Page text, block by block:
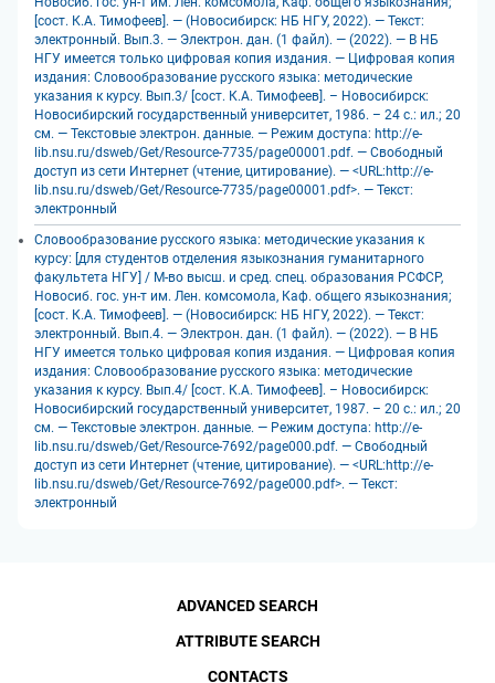
[сост. К.А. Тимофеев]. — (Новосибирск: НБ НГУ, 2022). — Текст:
электронный. Вып.3. — Электрон. дан. (1 файл). — (2022). — В НБ
НГУ имеется только цифровая копия издания. — Цифровая копия
издания: Словообразование русского языка: методические
указания к курсу. Вып.3/ [сост. К.А. Тимофеев]. – Новосибирск:
Новосибирский государственный университет, 1986. – 24 с.: ил.; 20
см. — Текстовые электрон. данные. — Режим доступа: http://e-
lib.nsu.ru/dsweb/Get/Resource-7735/page00001.pdf. — Свободный
доступ из сети Интернет (чтение, цитирование). — <URL:http://e-
lib.nsu.ru/dsweb/Get/Resource-7735/page00001.pdf>. — Текст:
электронный
Словообразование русского языка: методические указания к
курсу: [для студентов отделения языкознания гуманитарного
факультета НГУ] / М-во высш. и сред. спец. образования РСФСР,
Новосиб. гос. ун-т им. Лен. комсомола, Каф. общего языкознания;
[сост. К.А. Тимофеев]. — (Новосибирск: НБ НГУ, 2022). — Текст:
электронный. Вып.4. — Электрон. дан. (1 файл). — (2022). — В НБ
НГУ имеется только цифровая копия издания. — Цифровая копия
издания: Словообразование русского языка: методические
указания к курсу. Вып.4/ [сост. К.А. Тимофеев]. – Новосибирск:
Новосибирский государственный университет, 1987. – 20 с.: ил.; 20
см. — Текстовые электрон. данные. — Режим доступа: http://e-
lib.nsu.ru/dsweb/Get/Resource-7692/page000.pdf. — Свободный
доступ из сети Интернет (чтение, цитирование). — <URL:http://e-
lib.nsu.ru/dsweb/Get/Resource-7692/page000.pdf>. — Текст:
электронный
ADVANCED SEARCH
ATTRIBUTE SEARCH
CONTACTS